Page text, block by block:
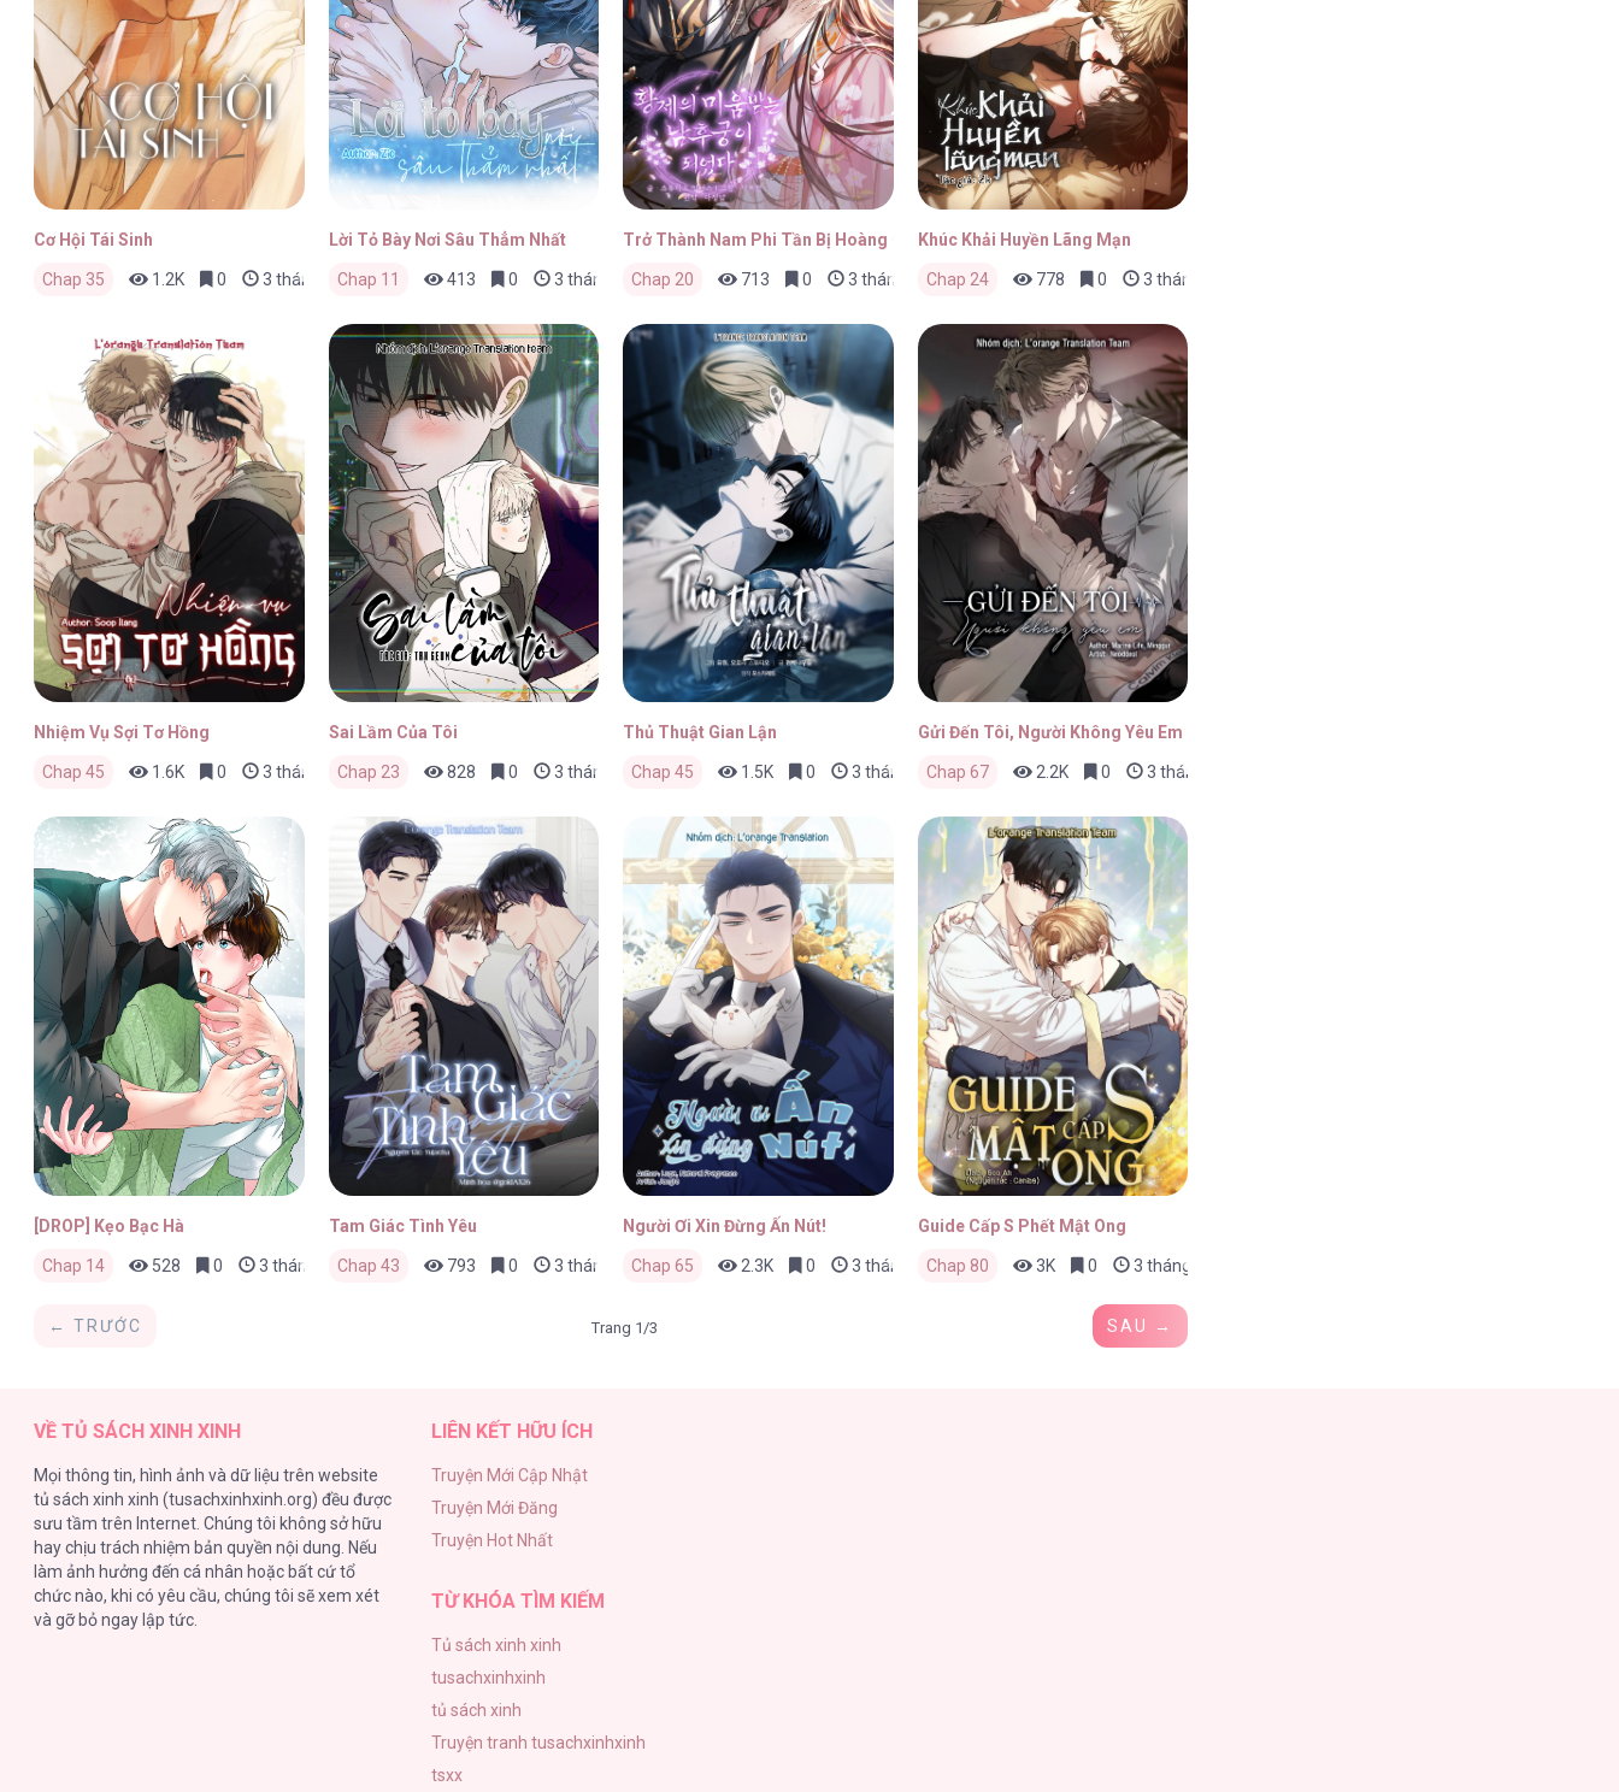
Cơ Hội Tái Sinh
Chap 35 1.2K 0 3 tháng trước
Lời Tỏ Bày Nơi Sâu Thẳm Nhất
Chap 11 413 0 3 tháng trước
Trở Thành Nam Phi Tần Bị Hoàng Đế Ghét Bỏ
Chap 20 713 0 3 tháng trước
Khúc Khải Huyền Lãng Mạn
Chap 24 778 0 3 tháng trước
Nhiệm Vụ Sợi Tơ Hồng
Chap 45 1.6K 0 3 tháng trước
Sai Lầm Của Tôi
Chap 23 828 0 3 tháng trước
Thủ Thuật Gian Lận
Chap 45 1.5K 0 3 tháng trước
Gửi Đến Tôi, Người Không Yêu Em
Chap 67 2.2K 0 3 tháng trước
[DROP] Kẹo Bạc Hà
Chap 14 528 0 3 tháng trước
Tam Giác Tình Yêu
Chap 43 793 0 3 tháng trước
Người Ơi Xin Đừng Ấn Nút!
Chap 65 2.3K 0 3 tháng trước
Guide Cấp S Phết Mật Ong
Chap 80 3K 0 3 tháng trước
← TRƯỚC Trang 1/3 SAU →
VỀ TỦ SÁCH XINH XINH
Mọi thông tin, hình ảnh và dữ liệu trên website
tủ sách xinh xinh (tusachxinhxinh.org) đều được
sưu tầm trên Internet. Chúng tôi không sở hữu
hay chịu trách nhiệm bản quyền nội dung. Nếu
làm ảnh hưởng đến cá nhân hoặc bất cứ tổ
chức nào, khi có yêu cầu, chúng tôi sẽ xem xét
và gỡ bỏ ngay lập tức.
LIÊN KẾT HỮU ÍCH
Truyện Mới Cập Nhật
Truyện Mới Đăng
Truyện Hot Nhất
TỪ KHÓA TÌM KIẾM
Tủ sách xinh xinh
tusachxinhxinh
tủ sách xinh
Truyện tranh tusachxinhxinh
tsxx